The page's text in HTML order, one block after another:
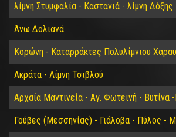
λίμνη Στυμφαλία - Καστανιά - λίμνη Δόξης
Άνω Δολιανά
Κορώνη - Καταρράκτες Πολυλίμνιου
Ακράτα - Λίμνη Τσιβλού
Αρχαία Μαντινεία - Αγ. Φωτεινή - Βυτίνα
Γούβες (Μεσσηνίας) - Γιάλοβα - Πύλος -